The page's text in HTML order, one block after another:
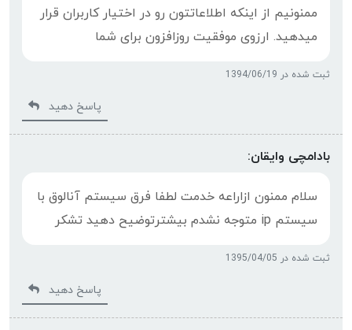
ممنونیم از اینکه اطلاعاتتون رو در اختیار کاربران قرار
میدهید. ارزوی موفقیت روزافزون برای شما
ثبت شده در 1394/06/19
پاسخ دهید
بادامچی وایقان:
سلام ممنون ازاراعه خدمت لطفا فرق سیستم آنالوق با
سیستم ip متوجه نشدم بیشترتوضیح دهید تشکر
ثبت شده در 1395/04/05
پاسخ دهید